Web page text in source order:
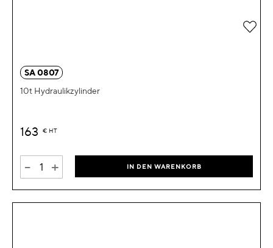
SA 0807
10t Hydraulikzylinder
163 € HT
- + IN DEN WARENKORB
Zur